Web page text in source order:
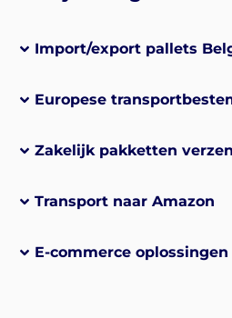
Import/export pallets
Europese
Zakelijk pakketten
Transport naar Amazon
E-commerce oplossingen